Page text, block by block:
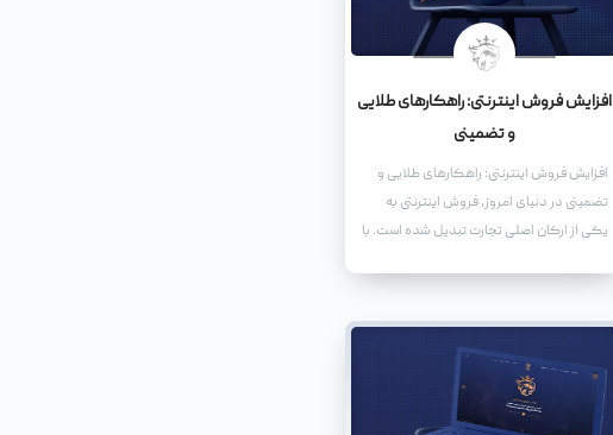
افزایش فروش اینترنتی: راهکارهای طلایی
و تضمینی
افزایش فروش اینترنتی: راهکارهای طلایی و
تضمینی در دنیای امروز، فروش اینترنتی به
یکی از ارکان اصلی تجارت تبدیل شده است. با
هستند تا بتوانند سهمی از این بازار بزرگ را به